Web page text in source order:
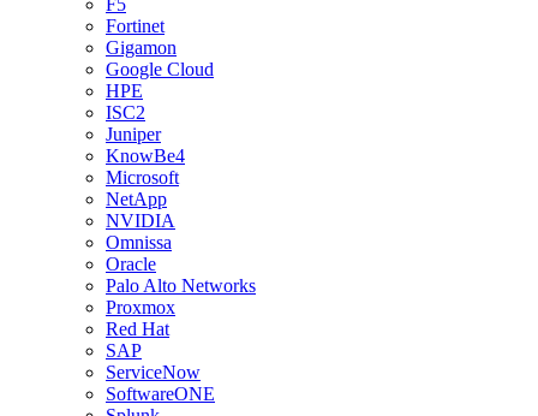
F5
Fortinet
Gigamon
Google Cloud
HPE
ISC2
Juniper
KnowBe4
Microsoft
NetApp
NVIDIA
Omnissa
Oracle
Palo Alto Networks
Proxmox
Red Hat
SAP
ServiceNow
SoftwareONE